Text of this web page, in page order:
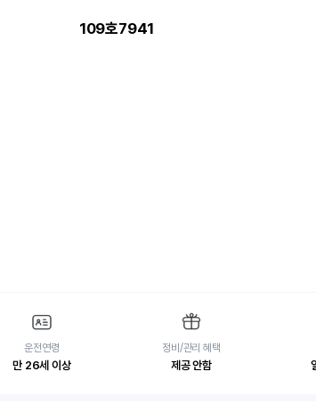
109호7941
운전연령
만 26세 이상
정비/관리 혜택
제공 안함